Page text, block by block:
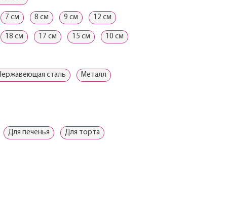
7 см 8 см 9 см 12 см
18 см 17 см 15 см 10 см
сталь Металл
Для печенья Для торта